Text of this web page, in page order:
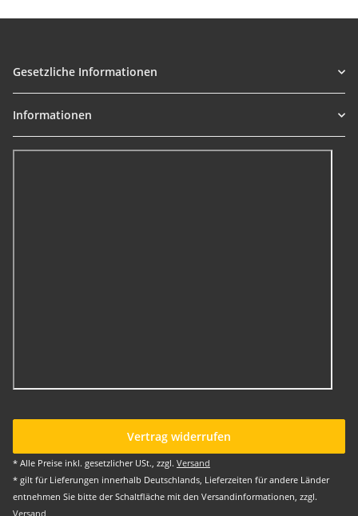
Gesetzliche Informationen
Informationen
Vertrag widerrufen
* Alle Preise inkl. gesetzlicher USt., zzgl. Versand
* gilt für Lieferungen innerhalb Deutschlands, Lieferzeiten für andere Länder
entnehmen Sie bitte der Schaltfläche mit den Versandinformationen, zzgl.
Versand